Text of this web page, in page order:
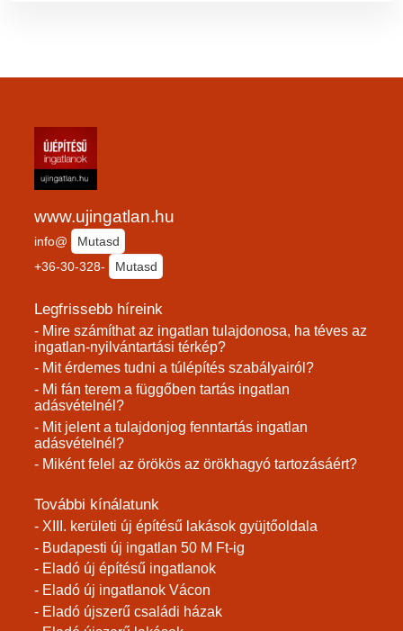
www.ujingatlan.hu
info@
Mutasd
+36-30-328-
Mutasd
Legfrissebb híreink
- Mire számíthat az ingatlan tulajdonosa, ha téves az
ingatlan-nyilvántartási térkép?
- Mit érdemes tudni a túlépítés szabályairól?
- Mi fán terem a függőben tartás ingatlan
adásvételnél?
- Mit jelent a tulajdonjog fenntartás ingatlan
adásvételnél?
- Miként felel az örökös az örökhagyó tartozásáért?
További kínálatunk
- XIII. kerületi új építésű lakások gyüjtőoldala
- Budapesti új ingatlan 50 M Ft-ig
- Eladó új építésű ingatlanok
- Eladó új ingatlanok Vácon
- Eladó újszerű családi házak